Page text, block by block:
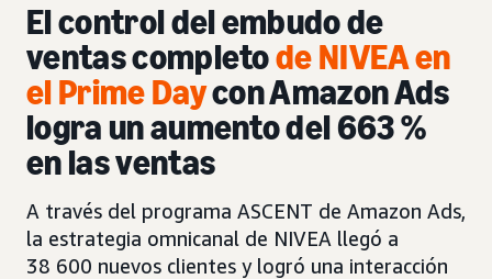
Elcontrol del embudo de
ventas completode NIVEAen
el Prime Daycon Amazon Ads
logra un aumento del 663 %
en las ventas
A través del programa ASCENT de Amazon Ads,
la estrategia omnicanal de NIVEA llegó a
38 600 nuevos clientes y logró una interacción